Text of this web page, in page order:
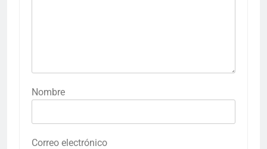
Nombre
Correo electrónico